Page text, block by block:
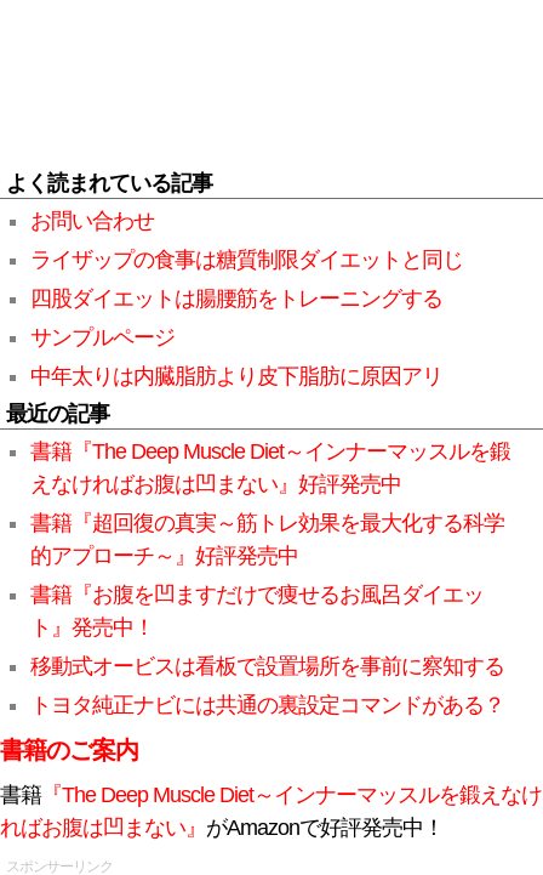
よく読まれている記事
お問い合わせ
ライザップの食事は糖質制限ダイエットと同じ
四股ダイエットは腸腰筋をトレーニングする
サンプルページ
中年太りは内臓脂肪より皮下脂肪に原因アリ
最近の記事
書籍『The Deep Muscle Diet～インナーマッスルを鍛
えなければお腹は凹まない』好評発売中
書籍『超回復の真実～筋トレ効果を最大化する科学
的アプローチ～』好評発売中
書籍『お腹を凹ますだけで痩せるお風呂ダイエッ
ト』発売中！
移動式オービスは看板で設置場所を事前に察知する
トヨタ純正ナビには共通の裏設定コマンドがある？
書籍のご案内
書籍『The Deep Muscle Diet～インナーマッスルを鍛えなけ
ればお腹は凹まない』 がAmazonで好評発売中！
スポンサーリンク